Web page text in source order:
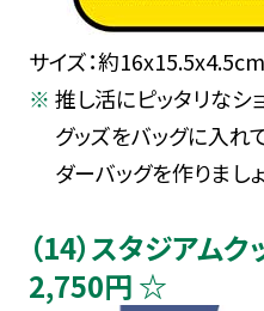
サイズ：約16x15.5x4.5cm
推し活にピッタリなシ
グッズをバッグに入れ
ダーバッグを作りましょ
（14）スタジアム
2,750円 ☆